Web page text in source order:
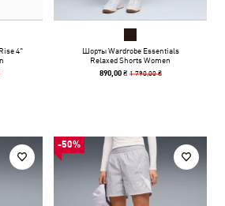
4"
Шорты Wardrobe Essentials
Relaxed Shorts Women
890,00 ₴ 1 790,00 ₴
-50%